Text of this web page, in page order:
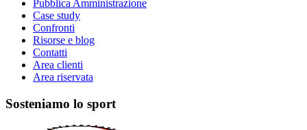
Pubblica Amministrazione
Case study
Confronti
Risorse e blog
Contatti
Area clienti
Area riservata
Sosteniamo lo sport